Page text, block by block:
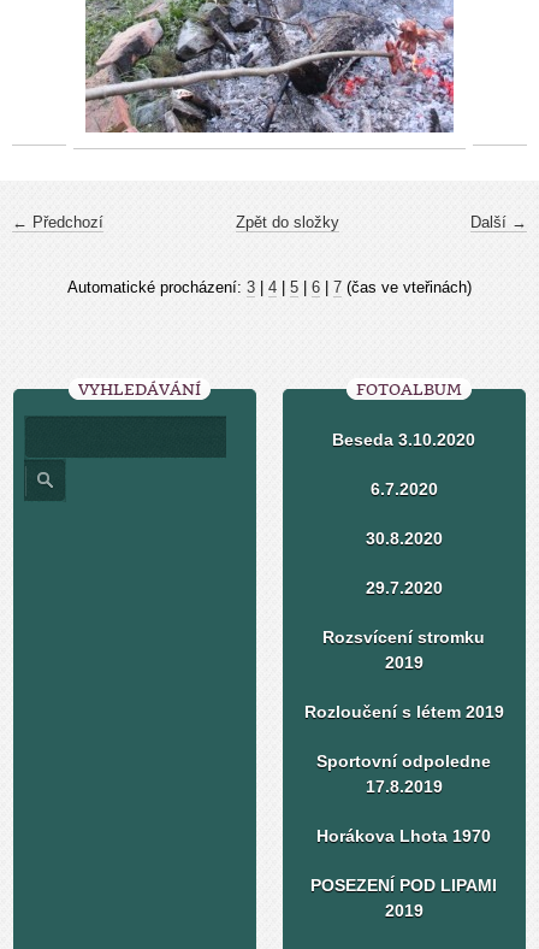
← Předchozí Další →
Zpět do složky
Automatické procházení: 3 4 5 6 7 (čas ve vteřinách)
VYHLEDÁVÁNÍ FOTOALBUM
Beseda 3.10.2020
6.7.2020
30.8.2020
29.7.2020
Rozsvícení stromku
2019
Rozloučení s létem 2019
Sportovní odpoledne
17.8.2019
Horákova Lhota 1970
POSEZENÍ POD LIPAMI
2019